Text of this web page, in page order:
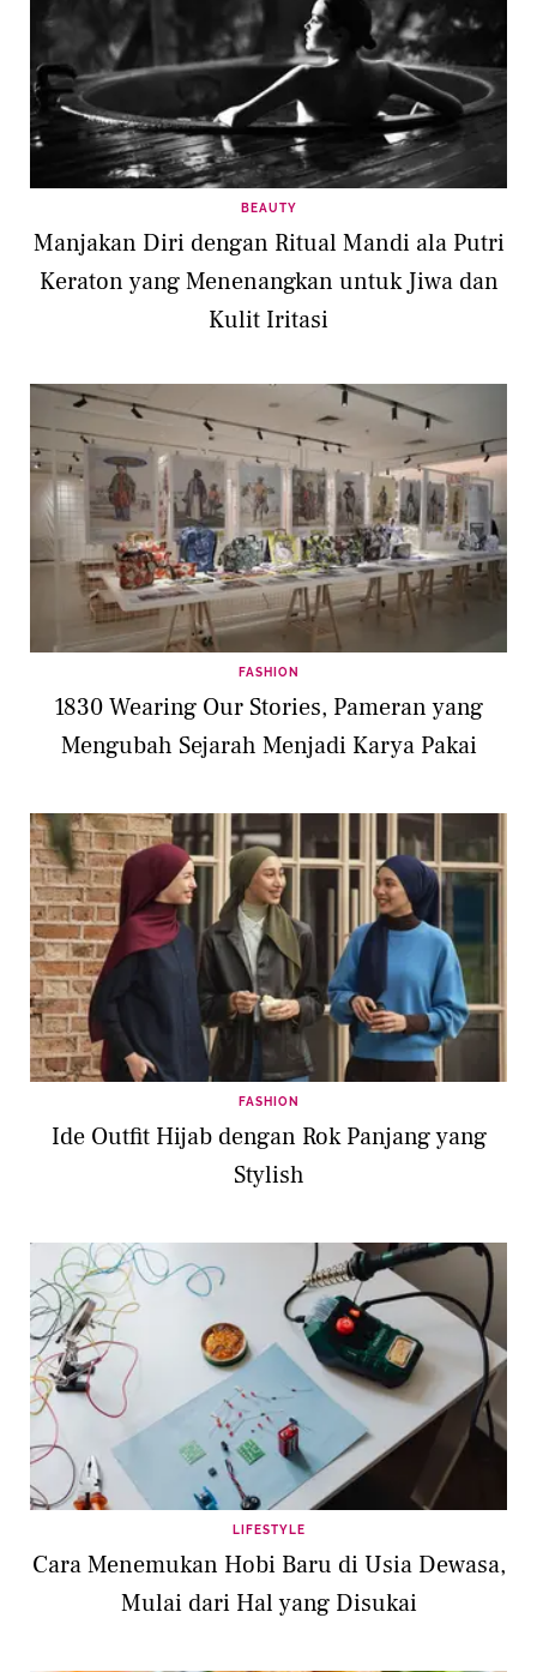
BEAUTY
Manjakan Diri dengan Ritual Mandi ala Putri
Keraton yang Menenangkan untuk Jiwa dan
Kulit Iritasi
FASHION
1830 Wearing Our Stories, Pameran yang
Mengubah Sejarah Menjadi Karya Pakai
FASHION
Ide Outfit Hijab dengan Rok Panjang yang
Stylish
LIFESTYLE
Cara Menemukan Hobi Baru di Usia Dewasa,
Mulai dari Hal yang Disukai